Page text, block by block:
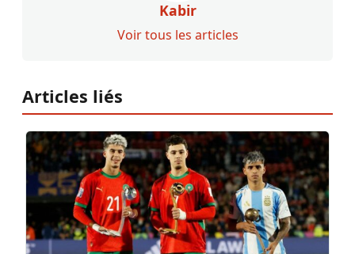
Kabir
Voir tous les articles
Articles liés